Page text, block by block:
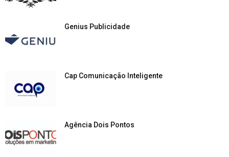
Genius Publicidade
Cap Comunicação Inteligente
Agência Dois Pontos